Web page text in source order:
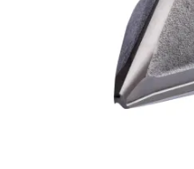
Unternehmen und Karriere